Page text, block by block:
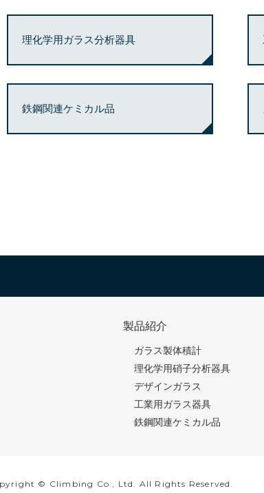
理化学用ガラス分析器具
鉄鋼関連ケミカル品
製品紹介
ガラス製体積計
理化学用硝子分析器具
デザインガラス
工業用ガラス器具
鉄鋼関連ケミカル品
© Climbing Co., Ltd. All Rights Reserved.